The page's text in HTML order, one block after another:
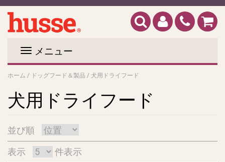
メニュー
ホーム / ドッグフード＆製品 / 犬用ドライフード
犬用ドライフード
並び順
表示 件表示